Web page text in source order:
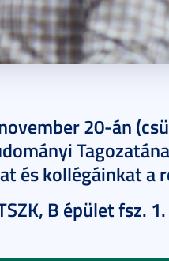
20-án
és kollégáinkat a
B épület fsz.